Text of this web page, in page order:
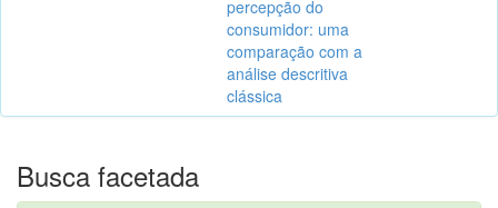
percepção do
consumidor: uma
comparação com a
análise descritiva
clássica
Busca facetada